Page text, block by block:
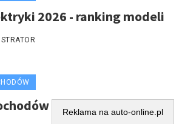
2026 - ranking modeli
elektrycznych 2025
Reklama na auto-online.pl